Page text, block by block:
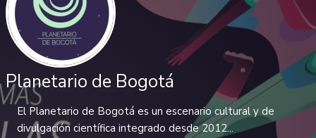
Planetario de Bogotá
El Planetario de Bogotá es un escenario cultural y de
divulgación científica integrado desde 2012...